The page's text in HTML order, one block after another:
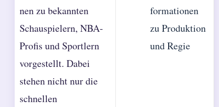
nen zu bekannten
Schauspielern, NBA-
Profis und Sportlern
vorgestellt. Dabei
stehen nicht nur die
schnellen
formationen
zu Produktion
und Regie